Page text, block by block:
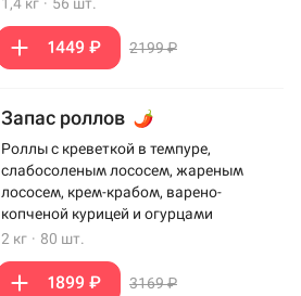
1449 ₽ 2199 ₽
Запас роллов
Роллы с креветкой в темпуре,
слабосоленым лососем, жареным
лососем, крем-крабом, варено-
копченой курицей и огурцами
2 кг · 80 шт.
1899 ₽ 3169 ₽